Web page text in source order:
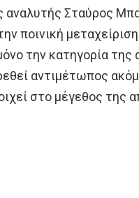
αναλυτής Σταύρος
ποινική
την κατηγορία
αντιμέτωπος
στο μέγεθος της